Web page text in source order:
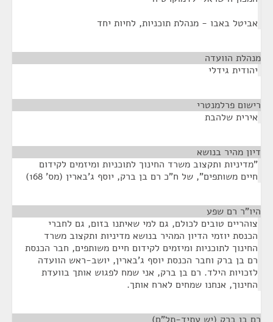
אביטל באבו - מנהלת תוכניות, לחיות יחד
מנהלת הוועדה
יהודית גידלי
רישום פרלמנטרי
אירית שלהבת
דיון מהיר בנושא
"מדיניות ותקצוב משרד החינוך לתוכניות ומיזמים לקידום
חיים משותפים", של ח"כ רם בן ברק, יוסף ג'בארין (מס' 168)
היו"ר רם שפע
צוהריים טובים לכולם, גם למי שאיתנו בזום, גם לחברי
הכנסת יוזמי הדיון המהיר בנושא מדיניות ותקצוב משרד
החינוך לתוכניות ומיזמים לקידום חיים משותפים, חבר הכנסת
רם בן ברק וחבר הכנסת יוסף ג'בארין, יושב-ראש הוועדה
לזכויות הילד. רם בן ברק, אני שמח לפגוש אותך בוועדת
החינוך, אנחנו שמחים לארח אותך.